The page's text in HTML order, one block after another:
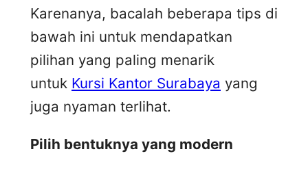
Karenanya, bacalah beberapa tips di
bawah ini untuk mendapatkan
pilihan yang paling menarik
untuk Kursi Kantor Surabaya yang
juga nyaman terlihat.
Pilih bentuknya yang modern